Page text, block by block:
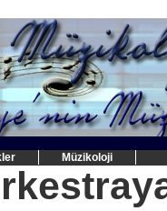
Müzikoloji